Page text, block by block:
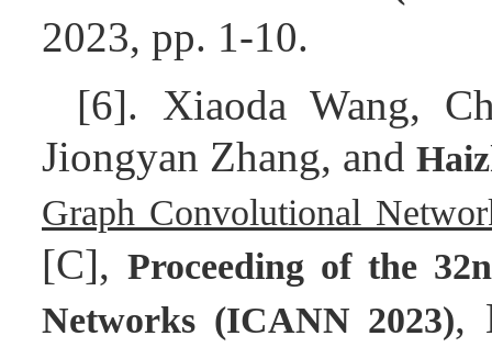
2023, pp. 1-10.
[6]. Xiaoda Wang,
Jiongyan Zhang, and
Graph Convolutional
[C], Proceeding of the
Networks (ICANN 2023),